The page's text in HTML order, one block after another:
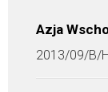
Azja
2013/09/B/